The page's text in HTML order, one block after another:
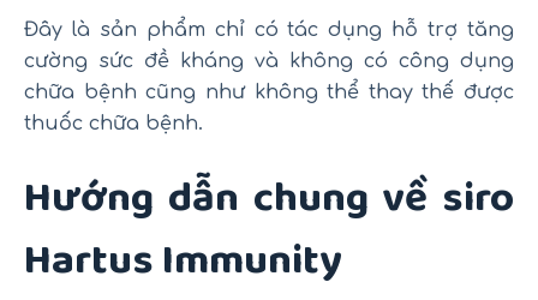
Đây là sản phẩm chỉ có tác dụng hỗ trợ tăng
cường sức đề kháng và không có công dụng
chữa bệnh cũng như không thể thay thế được
thuốc chữa bệnh.
Hướng dẫn chung về siro
Hartus Immunity